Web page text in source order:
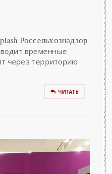
Россельхознадзор
временные
через территорию
ЧИТАТЬ